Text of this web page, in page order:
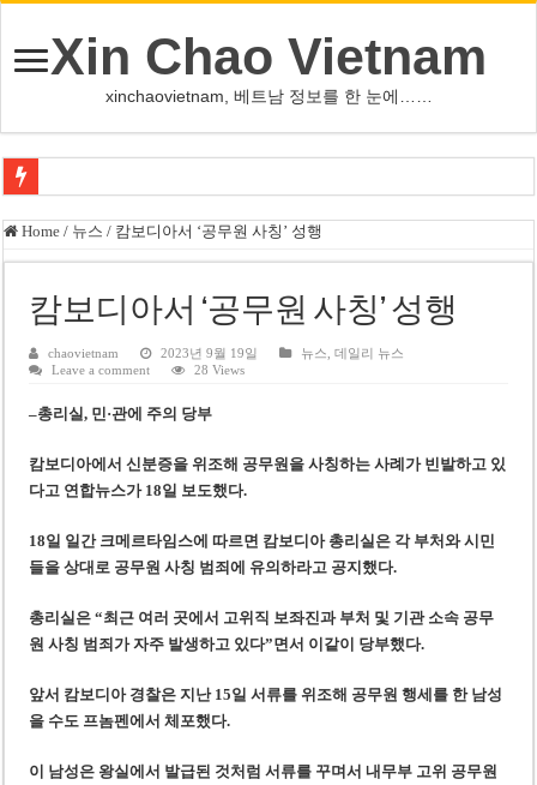
Xin Chao Vietnam
xinchaovietnam, 베트남 정보를 한 눈에……
쩐 타인 먼 베트남 국회의장 “외교 성과, 국가 위상 제고에 크게 기여”
싱가포르 하오마트, 마지막 프리미엄 매장 폐점… 적자·소송 악재 속 사업 축
베트남 은행 분기 순이익 1조 동 시대…비엣콤뱅크 등 5곳 돌파
팜 녓 브엉 빈그룹 회장 딸, 그룹 계열사 경영에 첫 등장
케펠, 투티엠 엠파이어시티 지분 전량 2억7000만 달러에 매각
베트남 MB은행, 2026년 수익 목표 자신…부동산 대출 비율 13% 고수
베트남주식 HAT, 15년 연속 현금 배당…주당 3,000동 지급
‘1,000억 달러 남북고속철 투자’ 호언장담 메콜로르 회장 체포
Home / 뉴스 / 캄보디아서 ‘공무원 사칭’ 성행
캄보디아서 ‘공무원 사칭’ 성행
chaovietnam 2023년 9월 19일 뉴스 ,데일리 뉴스
Leave a comment
28 Views
–총리실, 민·관에 주의 당부
캄보디아에서 신분증을 위조해 공무원을 사칭하는 사례가 빈발하고 있
다고 연합뉴스가 18일 보도했다.
18일 일간 크메르타임스에 따르면 캄보디아 총리실은 각 부처와 시민
들을 상대로 공무원 사칭 범죄에 유의하라고 공지했다.
총리실은 “최근 여러 곳에서 고위직 보좌진과 부처 및 기관 소속 공무
원 사칭 범죄가 자주 발생하고 있다”면서 이같이 당부했다.
앞서 캄보디아 경찰은 지난 15일 서류를 위조해 공무원 행세를 한 남성
을 수도 프놈펜에서 체포했다.
이 남성은 왕실에서 발급된 것처럼 서류를 꾸며서 내무부 고위 공무원